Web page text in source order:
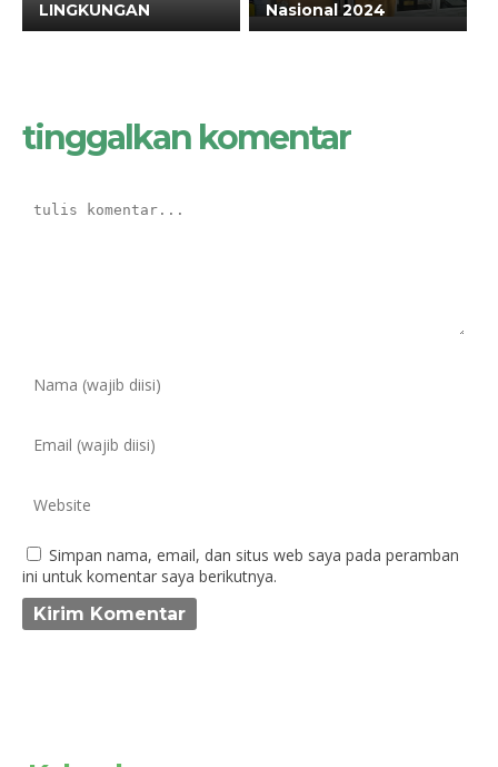
LINGKUNGAN
Nasional 2024
tinggalkan komentar
Simpan nama, email, dan situs web saya pada peramban
ini untuk komentar saya berikutnya.